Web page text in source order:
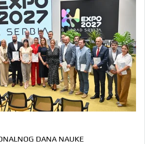
DANA NAUKE